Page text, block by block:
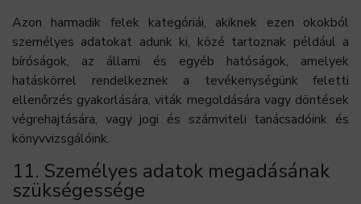
Azon harmadik felek kategóriái, akiknek ezen okokból
személyes adatokat adunk ki, közé tartoznak például a
bíróságok, az állami és egyéb hatóságok, amelyek
hatáskörrel rendelkeznek a tevékenységünk feletti
ellenőrzés gyakorlására, viták megoldására vagy döntések
végrehajtására, vagy jogi és számviteli tanácsadóink és
könyvvizsgálóink.
11. Személyes adatok megadásának
szükségessége